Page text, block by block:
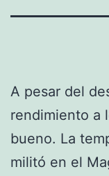
A pesar del
rendimiento a
bueno. La
militó en el